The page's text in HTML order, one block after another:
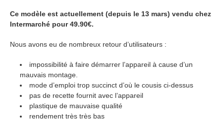
Ce modèle est actuellement (depuis le 13 mars) vendu chez
Intermarché pour 49.90€.
Nous avons eu de nombreux retour d’utilisateurs :
impossibilité à faire démarrer l’appareil à cause d’un
mauvais montage.
mode d’emploi trop succinct d’où le cousis ci-dessus
pas de recette fournit avec l’appareil
plastique de mauvaise qualité
rendement très très bas